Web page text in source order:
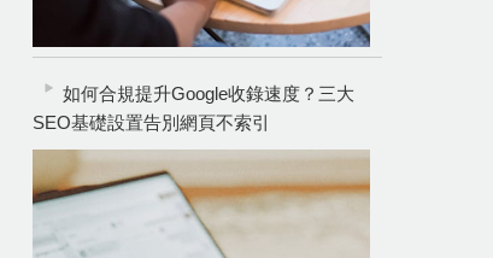
如何合規提升Google收錄速度？三大
SEO基礎設置告別網頁不索引